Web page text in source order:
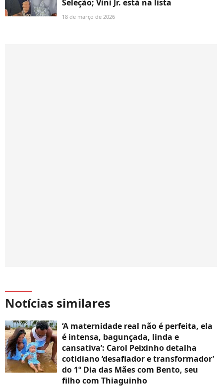
Seleção; Vini Jr. está na lista
18 de março de 2026
Notícias similares
‘A maternidade real não é perfeita, ela
é intensa, bagunçada, linda e
cansativa’: Carol Peixinho detalha
cotidiano ‘desafiador e transformador’
do 1º Dia das Mães com Bento, seu
filho com Thiaguinho